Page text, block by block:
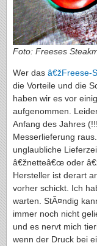
Foto: Freeses
Wer das â€žFreese-
die Vorteile und die
haben wir es vor
aufgenommen.
Anfang des Jahres
Messerlieferung
unglaubliche
â€žnetteâ€œ oder
Hersteller ist derart
vorher schickt. Ich
warten. StÃ¤ndig
immer noch nicht
und es nervt mich
wenn der Druck bei